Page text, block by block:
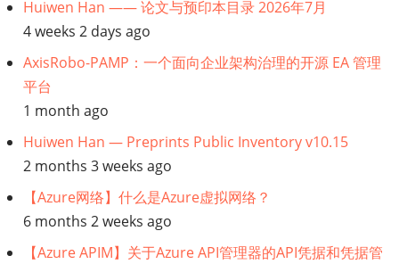
术
Huiwen Han —— 论文与预印本目录 2026年7月
4 weeks 2 days ago
AxisRobo-PAMP：一个面向企业架构治理的开源 EA 管理
平台
1 month ago
Huiwen Han — Preprints Public Inventory v10.15
2 months 3 weeks ago
【Azure网络】什么是Azure虚拟网络？
6 months 2 weeks ago
【Azure APIM】关于Azure API管理器的API凭据和凭据管